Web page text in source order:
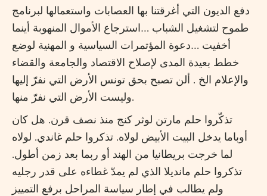
دفع الديون التي أغرقتنا بها العصابات واستعمالها لبرنامج
طموح لتشغيل الشباب …استرجاع الأموال المنهوبة أينما
أخفيت …دعوة المؤتمرات السياسية و المهنية لوضع
خطط بعيدة المدى لإصلاح الاقتصاد والجامعة والقضاء
والإعلام الخ . ألن تصبح بحق تونس الأرض التي نفرّ إليها
وليست الأرض التي نفرّ منها.
تذكّروا حلم مارتن لوثر كنج منذ نصف قرن. هل كان
أوباما يدخل البيت الأبيض لولاه. تذكروا حلم غاندي. لولاه
لما خرجت بريطانيا من الهند أو ربما بعد زمن أطول.
تذكروا حلم مانديلا الذي لم يمدّ غطاءه على قدر رجليه
ولم يطالب في إطار سياسة المراحل برفع التمييز